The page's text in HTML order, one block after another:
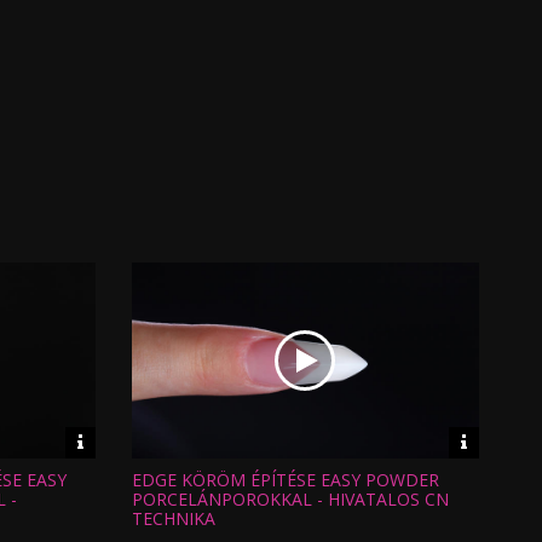
Video
EASY
-
Video
Hossz:
Nézettség:
Értékelés:
Feltöltve:
EDGE KÖRÖM ÉPÍTÉSE EASY POWDER
PORCELÁNPOROKKAL - HIVATALOS CN
TECHNIKA